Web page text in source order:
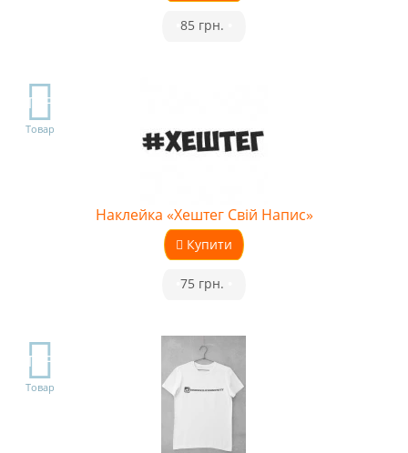
85 грн.
TOP
Товар
Наклейка «Хештег Свій Напис»
Купити
75 грн.
TOP
Товар